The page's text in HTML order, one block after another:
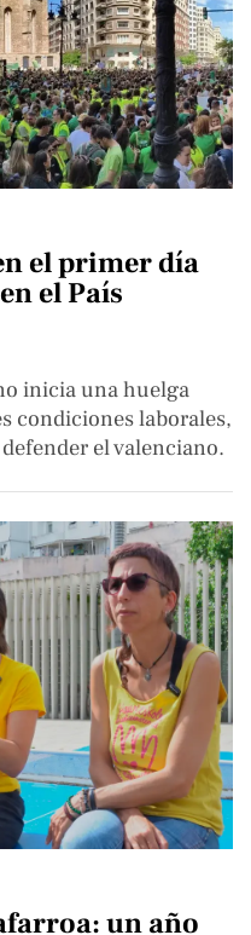
el primer día
el País
inicia una huelga
condiciones laborales,
el valenciano.
un año